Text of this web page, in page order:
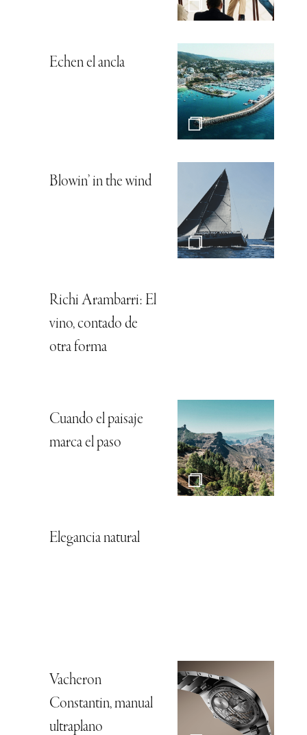
Echen el ancla
Blowin’ in the wind
Richi Arambarri: El
vino, contado de
otra forma
Cuando el paisaje
marca el paso
Elegancia natural
Vacheron
Constantin, manual
ultraplano